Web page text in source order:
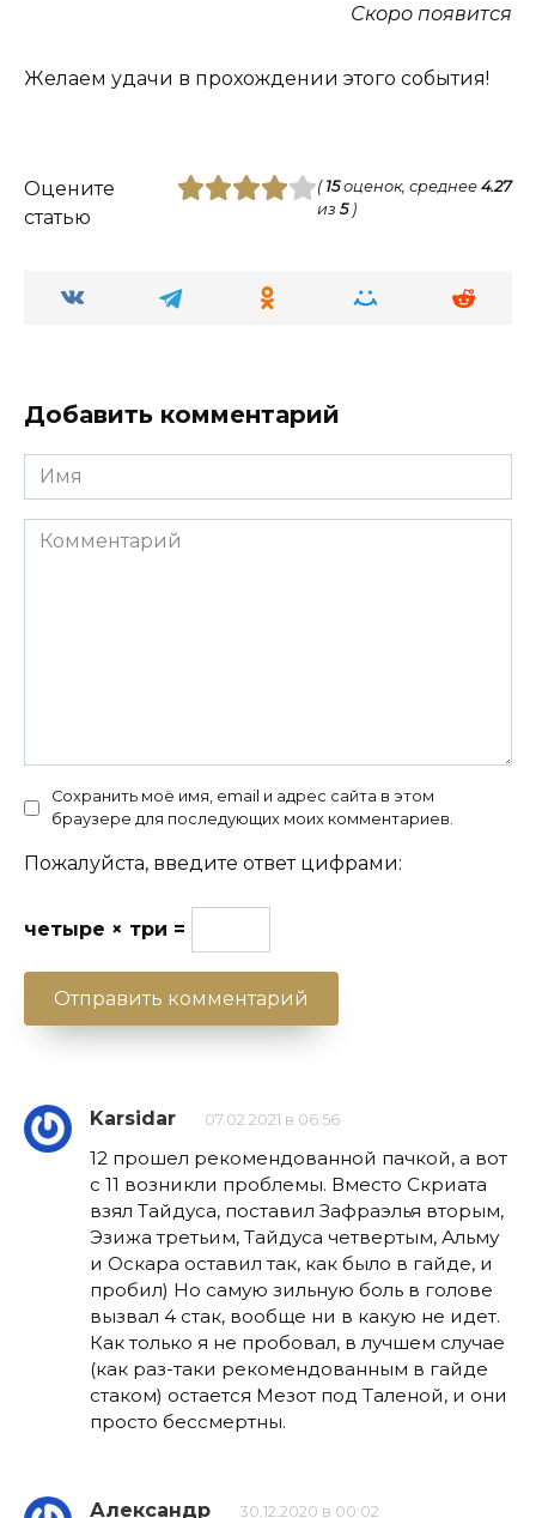
Скоро появится
Желаем удачи в прохождении этого события!
Оцените
статью
( 15оценок, среднее 4.27
из 5)
Добавить комментарий
Имя
Комментарий
Сохранить моё имя, email и адрес сайта в этом
браузере для последующих моих комментариев.
Пожалуйста, введите ответ цифрами:
четыре × три =
Karsidar 07.02.2021 в 06:56
12 прошел рекомендованной пачкой, а вот
с 11 возникли проблемы. Вместо Скриата
взял Тайдуса, поставил Зафраэлья вторым,
Эзижа третьим, Тайдуса четвертым, Альму
и Оскара оставил так, как было в гайде, и
пробил) Но самую зильную боль в голове
вызвал 4 стак, вообще ни в какую не идет.
Как только я не пробовал, в лучшем случае
(как раз-таки рекомендованным в гайде
стаком) остается Мезот под Таленой, и они
просто бессмертны.
Александр 30.12.2020 в 00:02